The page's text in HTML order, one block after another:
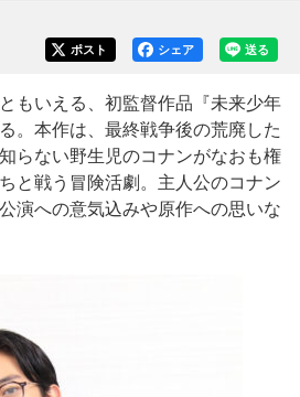
送る
シェア
ポスト
もいえる、初監督作品『未来少年
。本作は、最終戦争後の荒廃した
らない野生児のコナンがなおも権
と戦う冒険活劇。主人公のコナン
演への意気込みや原作への思いな